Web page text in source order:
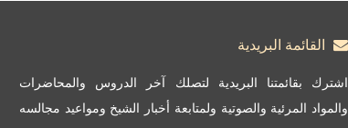
القائمة البريدية
اشترك بقائمتنا البريدية لتصلك آخر الدروس والمحاضرات
والمواد المرئية والصوتية ولمتابعة أخبار الشيخ ومواعيد مجالسه